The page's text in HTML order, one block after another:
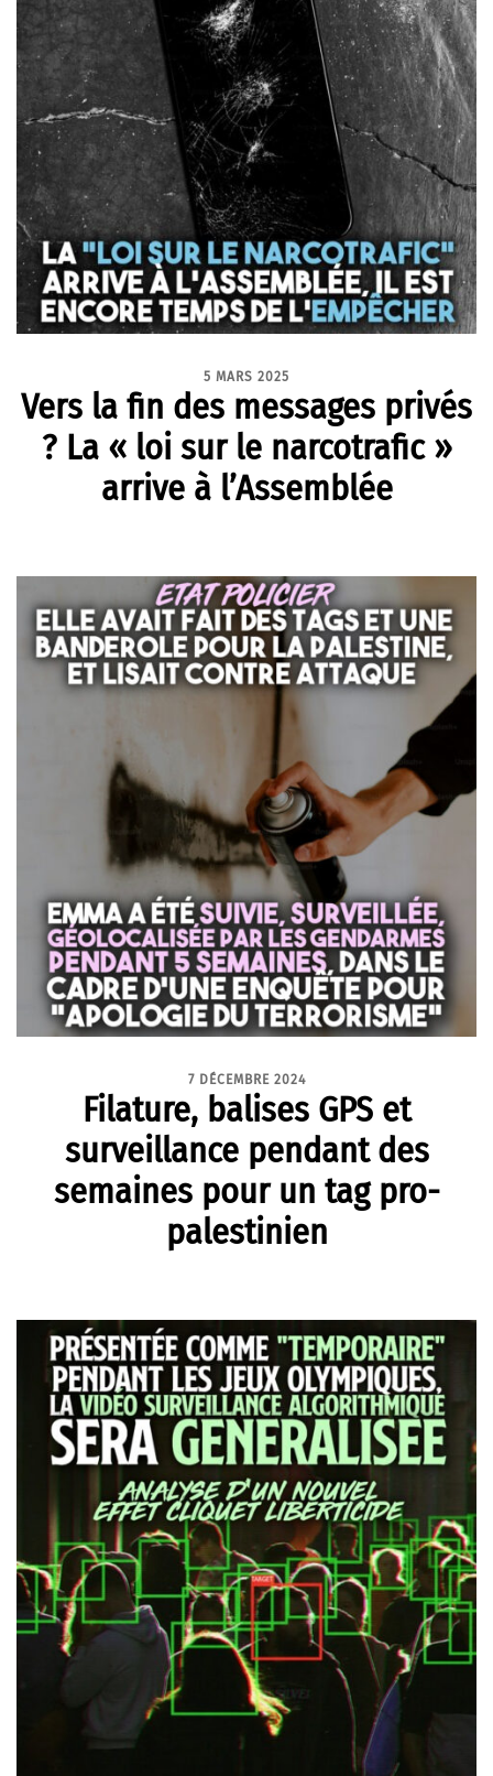
5 MARS 2025
⁨⁨Vers la fin des messages privés
? La « loi sur le narcotrafic »
arrive à l’Assemblée
7 DÉCEMBRE 2024
Filature, balises GPS et
surveillance pendant des
semaines pour un tag pro-
palestinien